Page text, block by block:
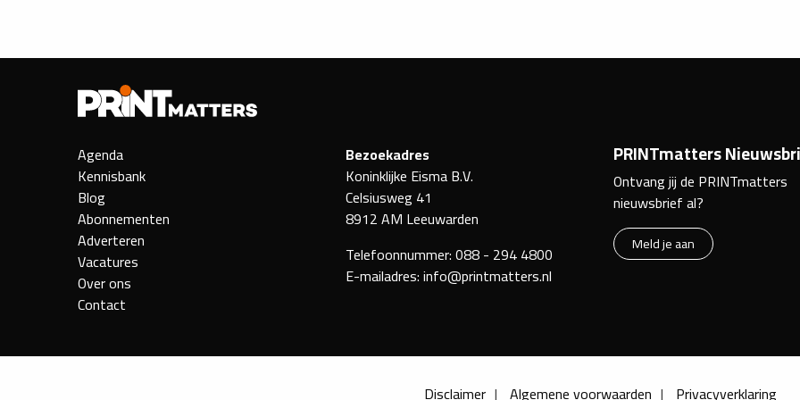
Agenda
Kennisbank
Blog
Abonnementen
Adverteren
Vacatures
Over ons
Contact
Bezoekadres
Koninklijke Eisma B.V.
Celsiusweg 41
8912 AM Leeuwarden
Telefoonnummer:088 - 294 4800
E-mailadres:info@printmatters.nl
PRINTmatters
Ontvang jij de PRINTmatters
nieuwsbrief al?
Meld je aan
Disclaimer Algemene voorwaarden Privacyverklaring